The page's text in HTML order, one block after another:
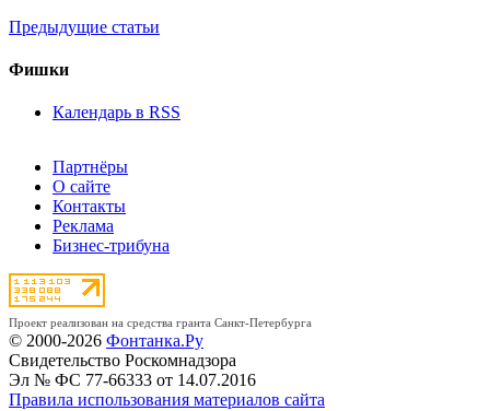
Предыдущие статьи
Фишки
Календарь в RSS
Партнёры
О сайте
Контакты
Реклама
Бизнес-трибуна
Проект реализован на средства гранта Санкт-Петербурга
© 2000-2026 Фонтанка.Ру
Свидетельство Роскомнадзора
Эл № ФС 77-66333 от 14.07.2016
Правила использования материалов сайта